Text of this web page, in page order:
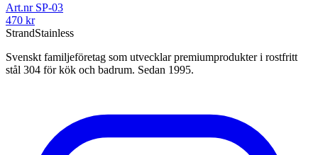
Art.nr SP-03
470 kr
StrandStainless
Svenskt familjeföretag som utvecklar premiumprodukter i rostfritt
stål 304 för kök och badrum. Sedan 1995.